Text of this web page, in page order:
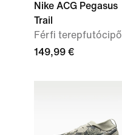
Nike ACG Pegasus
Trail
Férfi terepfutócipő
149,99 €